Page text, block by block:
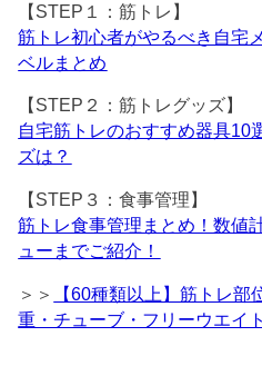
【STEP１：筋トレ】
筋トレ初心者がやるべき自宅
ベルまとめ
【STEP２：筋トレグッズ】
自宅筋トレのおすすめ器具10
ズは？
【STEP３：食事管理】
筋トレ食事管理まとめ！数値
ューまでご紹介！
＞＞
【60種類以上】筋トレ
重・チューブ・フリーウエイト